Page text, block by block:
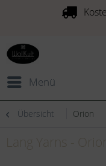
Menü
Übersicht Orion